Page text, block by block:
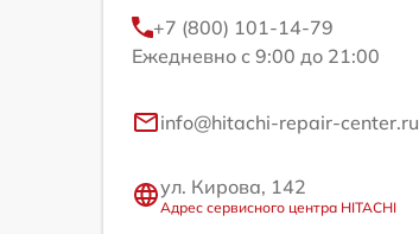
+7 (800) 101-14-79
Ежедневно с 9:00 до 21:00
info@hitachi-repair-center.ru
ул. Кирова, 142
Адрес сервисного центра HITACHI